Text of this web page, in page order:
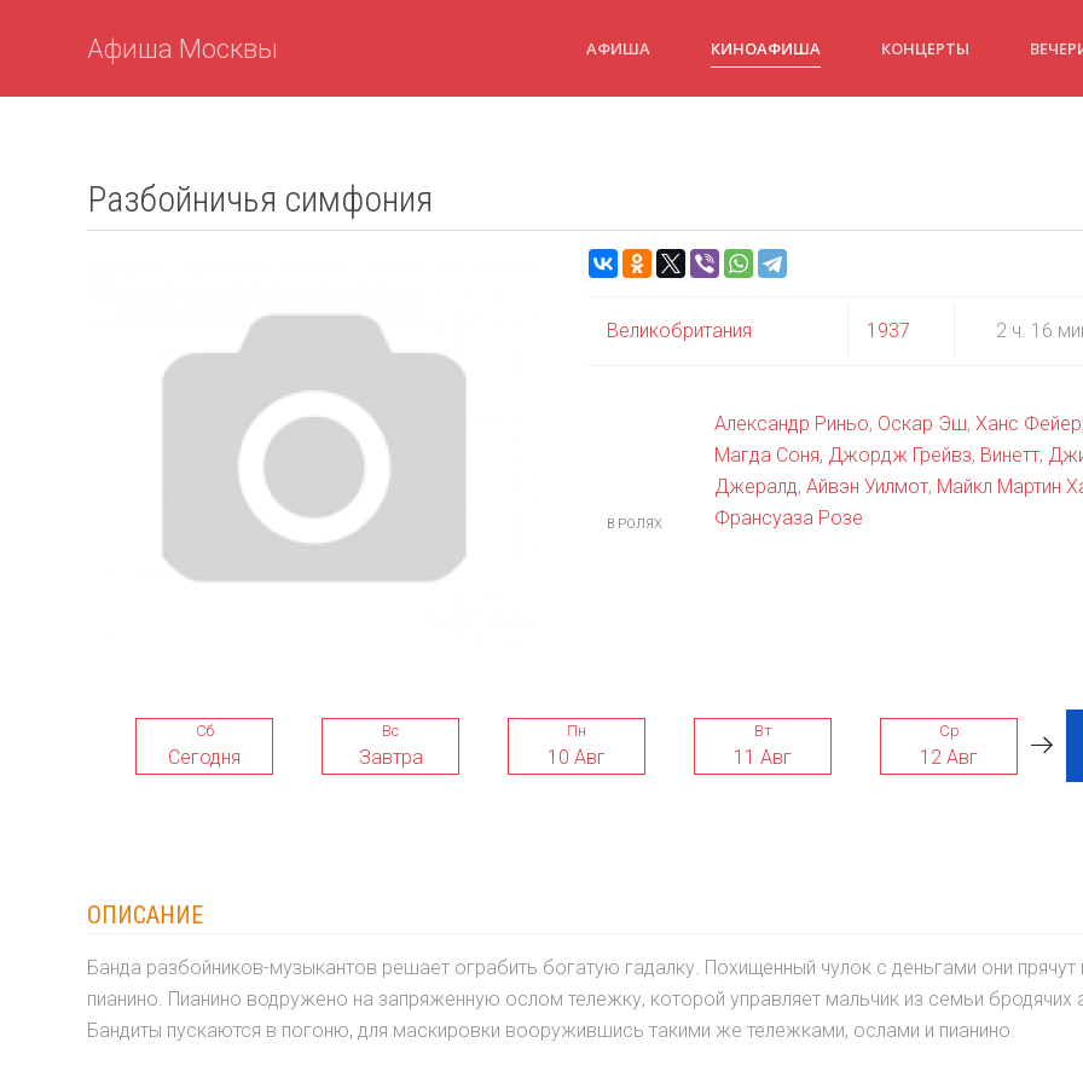
Афиша Москвы АФИША КИНОАФИША КОНЦЕРТЫ
Разбойничья симфония
Великобритания 1937 2 ч. 16
В РОЛЯХ
Александр Риньо, Оскар Эш, Ханс Фейер
Магда Соня, Джордж Грейвз, Винетт,
Джералд, Айвэн Уилмот, Майкл Мартин
Франсуаза Розе
Сб
Сегодня
Вс
Завтра
Пн
10 Авг
Вт
11 Авг
Ср
12 Авг
ОПИСАНИЕ
Банда разбойников-музыкантов решает ограбить богатую гадалку. Похищенный чулок с деньгами они прячут
пианино. Пианино водружено на запряженную ослом тележку, которой управляет мальчик из семьи бродячих
Бандиты пускаются в погоню, для маскировки вооружившись такими же тележками, ослами и пианино.